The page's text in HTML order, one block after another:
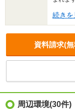
い。 ※
更及び
※現地
した地
【抽選
設置済
続きを
資料請求(
周辺環境(30件)